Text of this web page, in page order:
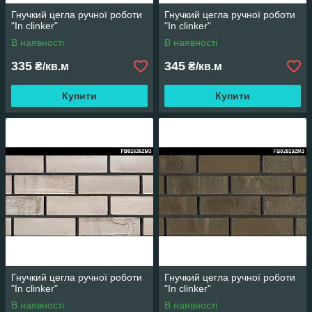
Гнучкий цегла ручної роботи
"In clinker"
В наявності
335 ₴/кв.м
Купити
Гнучкий цегла ручної роботи
"In clinker"
В наявності
345 ₴/кв.м
Купити
Гнучкий цегла ручної роботи
"In clinker"
В наявності
Гнучкий цегла ручної роботи
"In clinker"
В наявності